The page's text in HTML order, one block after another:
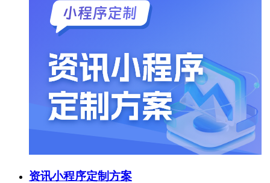
资讯小程序定制方案